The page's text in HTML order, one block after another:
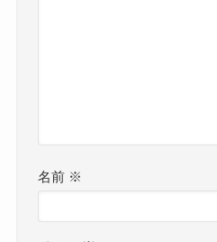
名前 ※